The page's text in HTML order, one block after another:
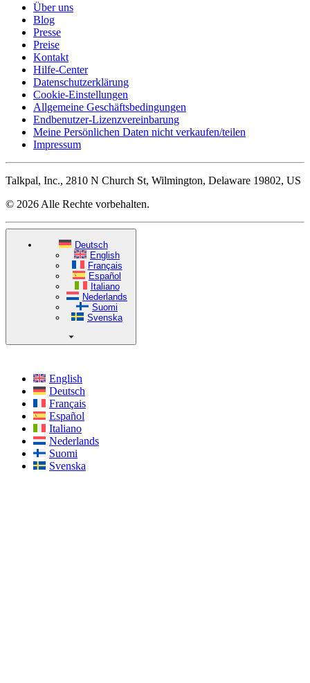
Über uns
Blog
Presse
Preise
Kontakt
Hilfe-Center
Datenschutzerklärung
Cookie-Einstellungen
Allgemeine Geschäftsbedingungen
Endbenutzer-Lizenzvereinbarung
Meine Persönlichen Daten nicht verkaufen/teilen
Impressum
Talkpal, Inc., 2810 N Church St, Wilmington, Delaware 19802, US
© 2026 Alle Rechte vorbehalten.
Deutsch
English
Français
Español
Italiano
Nederlands
Suomi
Svenska
English
Deutsch
Français
Español
Italiano
Nederlands
Suomi
Svenska